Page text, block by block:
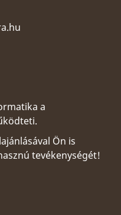
a
Ön is
tevékenységét!